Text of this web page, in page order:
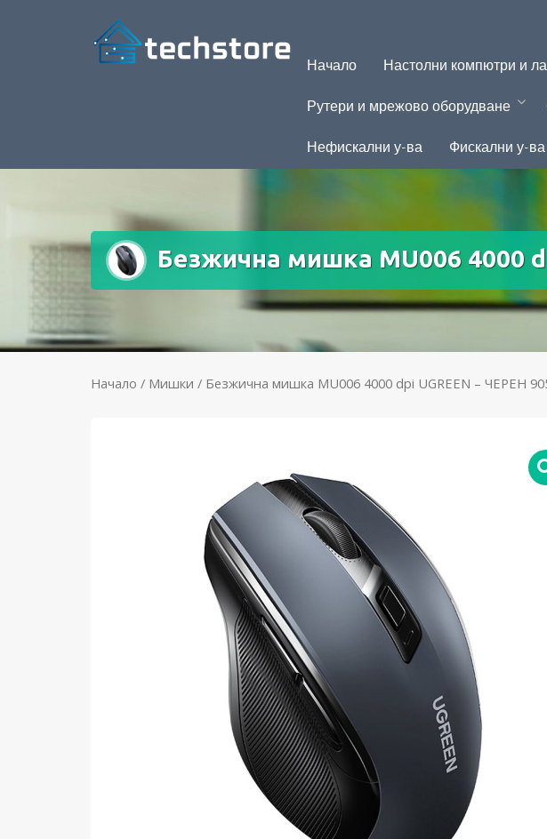
Начало Настолни компютри и
Рутери и мрежово оборудване
Нефискални у-ва
Фискални у-ва
Безжична мишка МU006 4000
Начало / Мишки / Безжична мишка МU006 4000 dpi UGREEN – ЧЕРЕН